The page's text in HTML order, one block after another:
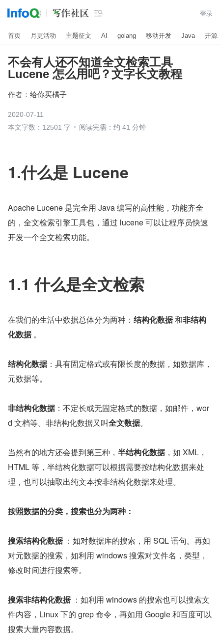
 登录
首页 月更活动 主题征文 AI golang 移动开发 Java 开源
不会有人还不知道全文检索工具
Lucene 怎么用吧？文字长文教程
作者： 给你买橘子
2020-07-11
本文字数：12501 字
阅读完需：约 41 分钟
1.什么是 Lucene
Apache Lucene 是完全用 Java 编写的高性能，功能齐全
的，全文检索引擎工具包，通过 lucene 可以让程序员快速
开发一个全文检索功能。
1.1 什么是全文检索
在我们的生活中数据总体分为两种： 结构化数据 和非结构
化数据 。
结构化数据：具有固定格式或有限长度的数据，如数据库，
元数据等。
非结构化数据：不定长或无固定格式的数据，如邮件，wor
d 文档等。非结构化数据又叫全文数据。
当然有的地方还会提到第三种， 半结构化数据，如 XML，
HTML 等，半结构化数据可以根据需要按结构化数据来处
理，也可以抽取出纯文本按非结构化数据来处理。
按照数据的分类，搜索也分为两种：
搜索结构化数据 ：如对数据库的搜索，用 SQL 语句。再如
对元数据的搜索，如利用 windows 搜索对文件名，类型，
修改时间进行搜索等。
搜索非结构化数据 ：如利用 windows 的搜索也可以搜索文
件内容，Linux 下的 grep 命令，再如用 Google 和百度可以
搜索大量内容数据。